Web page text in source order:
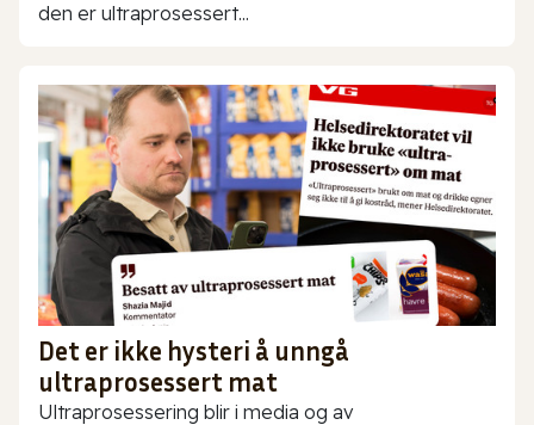
den er ultraprosessert...
Det er ikke hysteri å unngå
ultraprosessert mat
Ultraprosessering blir i media og av